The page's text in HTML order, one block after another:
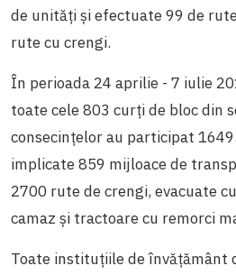
de unități și efectuate 99 de
rute cu crengi.
În perioada 24 aprilie - 7 iulie
toate cele 803 curți de bloc din
consecințelor au participat
implicate 859 mijloace de
2700 rute de crengi, evacuate
camaz și tractoare cu remorci
Toate instituțiile de învățământ